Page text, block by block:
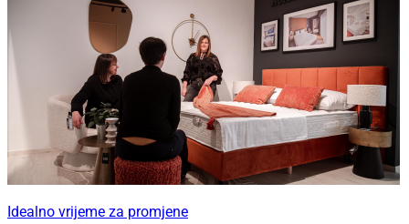
Idealno vrijeme za promjene